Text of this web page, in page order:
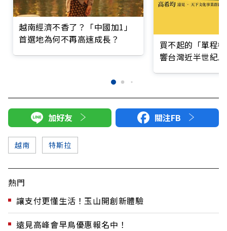
越南經濟不香了？「中國加1」
首選地為何不再高速成長？
買不起的「單程
響台灣近半世紀
加好友 關注FB
越南 特斯拉
熱門
讓支付更懂生活！玉山開創新體驗
遠見高峰會早鳥優惠報名中！